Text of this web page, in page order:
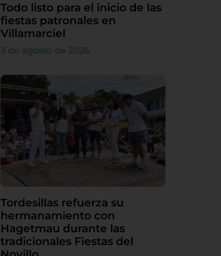
Todo listo para el inicio de las
fiestas patronales en
Villamarciel
3 de agosto de 2026
Tordesillas refuerza su
hermanamiento con
Hagetmau durante las
tradicionales Fiestas del